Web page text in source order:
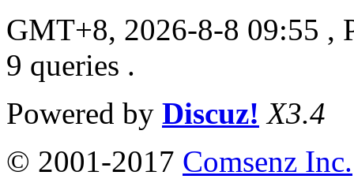
GMT+8, 2026-8-8 09:55 ,
9 queries .
Powered by Discuz! X3.4
© 2001-2017 Comsenz Inc.